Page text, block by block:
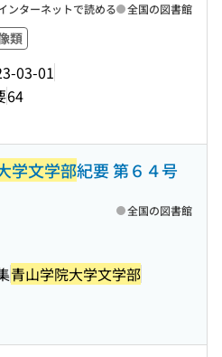
類
03-01
64
ンターネットで読める 全国の図書館
学文学部紀要 第６４号
青山学院大学文学部
全国の図書館